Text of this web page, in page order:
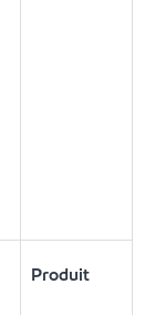
Produit